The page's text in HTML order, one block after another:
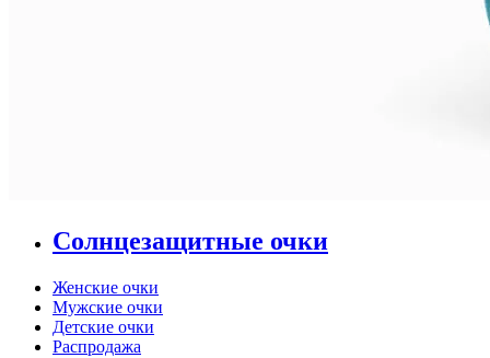
Солнцезащитные очки
Женские очки
Мужские очки
Детские очки
Распродажа